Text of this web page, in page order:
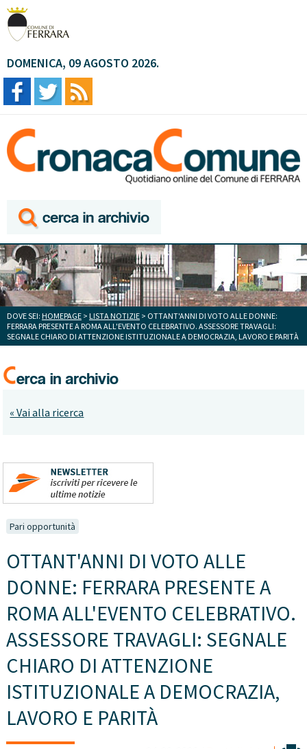
DOMENICA, 09 AGOSTO 2026.
DOVE SEI: HOMEPAGE > LISTA NOTIZIE > OTTANT'ANNI DI VOTO ALLE DONNE:
FERRARA PRESENTE A ROMA ALL'EVENTO CELEBRATIVO. ASSESSORE TRAVAGLI:
SEGNALE CHIARO DI ATTENZIONE ISTITUZIONALE A DEMOCRAZIA, LAVORO E PARITÀ
« Vai alla ricerca
Pari opportunità
OTTANT'ANNI DI VOTO ALLE
DONNE: FERRARA PRESENTE A
ROMA ALL'EVENTO CELEBRATIVO.
ASSESSORE TRAVAGLI: SEGNALE
CHIARO DI ATTENZIONE
ISTITUZIONALE A DEMOCRAZIA,
LAVORO E PARITÀ